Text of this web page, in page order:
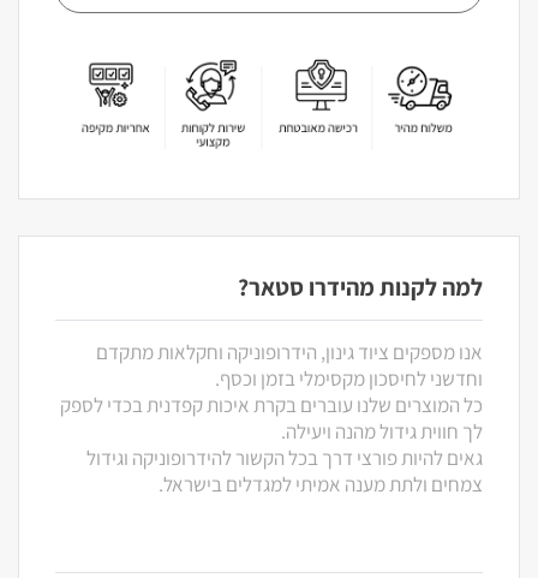
למה לקנות מהידרו סטאר?
אנו מספקים ציוד גינון, הידרופוניקה וחקלאות מתקדם
וחדשני לחיסכון מקסימלי בזמן וכסף.
כל המוצרים שלנו עוברים בקרת איכות קפדנית בכדי לספק
לך חווית גידול מהנה ויעילה.
גאים להיות פורצי דרך בכל הקשור להידרופוניקה וגידול
צמחים ולתת מענה אמיתי למגדלים בישראל.